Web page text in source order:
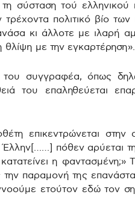
σύσταση τού ελληνικού
πολιτικό βίο
κι άλλοτε με ιλαρή
θλίψη με την εγκαρτέρηση».
του συγγραφέα, όπως
του επαληθεύεται
επικεντρώνεται στην
Έλλην[……] πόθεν αρύεται
η φαντασμένη;»
παραμονή της
ετούτον εδώ τον